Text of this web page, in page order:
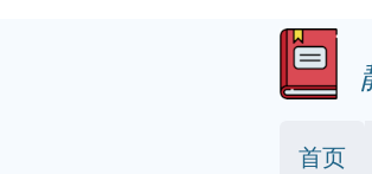
首页